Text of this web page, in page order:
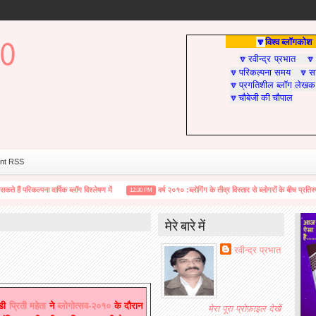
🔽विश्व ब्लॉगकोश
🔽रवीन्द्र प्रभात 🔽
🔽परिकल्पना समय 🔽
🔽प्रगतिशील ब्लॉग
🔽चौबेजी की चौपाल
RSS
वार्षिक ब्लॉग विश्लेषण में 12:30 PM वर्ष २०१० :ब्लोगिंग के तीव्र विस्तार से ब्लोगरों के बीच
प्रिती महेताने ब्लोगोत्सव-२०१० के दौरान
मेरे बारे में
रवीन्द्र प्रभात
मेरा पूरा प्रोफ़ाइल देखें